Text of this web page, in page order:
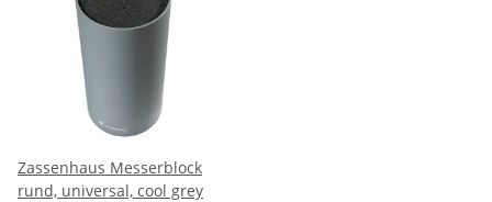
Zassenhaus Messerblock
rund, universal, cool grey